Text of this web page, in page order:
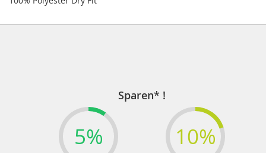
Sparen* !
5% 10%